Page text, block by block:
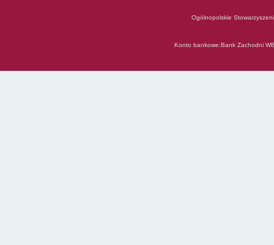
Ogólnopolskie
Konto bankowe:Bank Zachodni